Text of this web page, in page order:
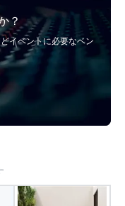
？
イベントに必要なベン